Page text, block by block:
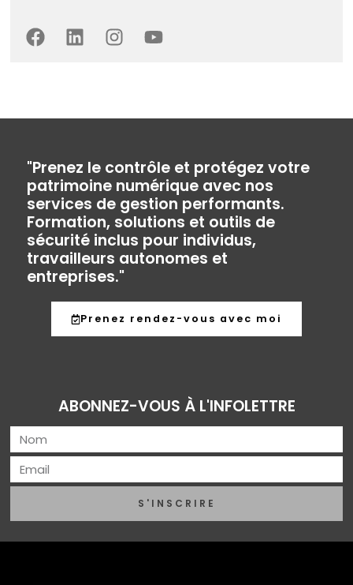
"Prenez le contrôle et protégez votre
patrimoine numérique avec nos
services de gestion performants.
Formation, solutions et outils de
sécurité inclus pour individus,
travailleurs autonomes et
entreprises."
Prenez rendez-vous avec moi
ABONNEZ-VOUS À L'INFOLETTRE
S'INSCRIRE